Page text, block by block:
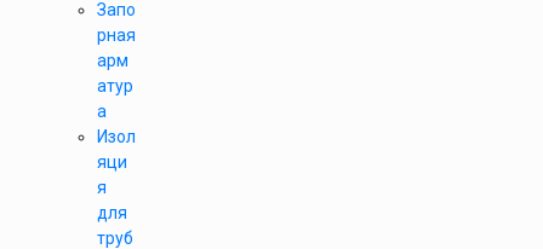
Запо
рная
арм
атур
а
Изол
яци
я
для
труб